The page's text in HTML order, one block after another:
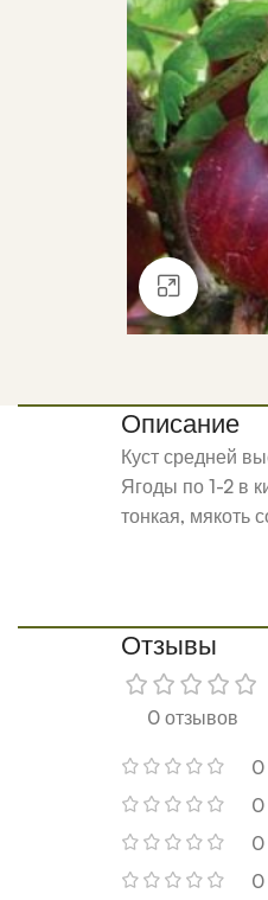
Описание
Куст средней
Ягоды по 1-2 в
тонкая, мякоть
Отзывы
0 отзывов
0
0
0
0